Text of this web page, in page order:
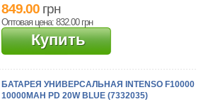
849.00 грн
Оптовая цена: 832.00 грн
Купить
БАТАРЕЯ УНИВЕРСАЛЬНАЯ INTENSO F10000
10000MAH PD 20W BLUE (7332035)